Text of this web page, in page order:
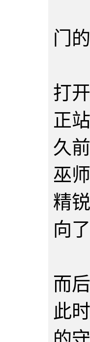
就
门
'
打
正
久
巫
精
向
幽
而
此